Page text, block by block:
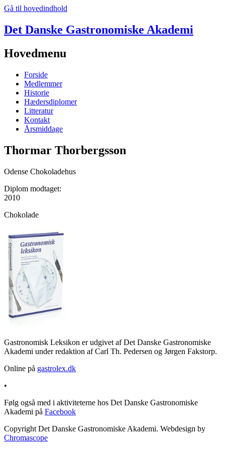
Gå til hovedindhold
Det Danske Gastronomiske Akademi
Hovedmenu
Forside
Medlemmer
Historie
Hædersdiplomer
Litteratur
Kontakt
Årsmiddage
Thormar Thorbergsson
Odense Chokoladehus
Diplom modtaget:
2010
Chokolade
Gastronomisk Leksikon er udgivet af Det Danske Gastronomiske
Akademi under redaktion af Carl Th. Pedersen og Jørgen Fakstorp.
Online på gastrolex.dk
•
Følg også med i aktiviteterne hos Det Danske Gastronomiske
Akademi på Facebook
Copyright Det Danske Gastronomiske Akademi. Webdesign by
Chromascope